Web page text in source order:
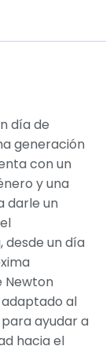
día de
generación
con un
y una
darle un
desde un día
Newton
al
ayudar a
hacia el